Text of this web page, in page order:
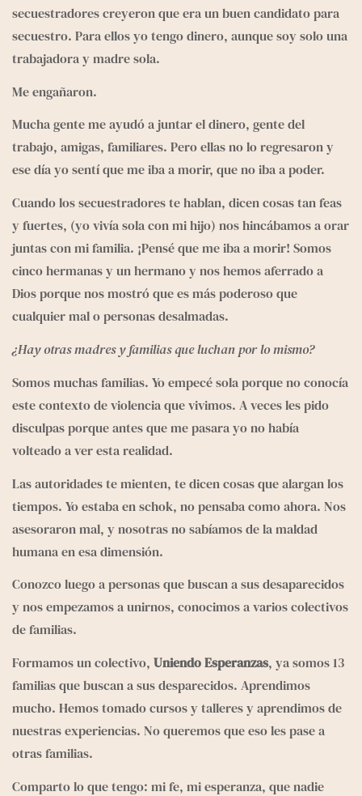
secuestradores creyeron que era un buen candidato para
secuestro. Para ellos yo tengo dinero, aunque soy solo una
trabajadora y madre sola.
Me engañaron.
Mucha gente me ayudó a juntar el dinero, gente del
trabajo, amigas, familiares. Pero ellas no lo regresaron y
ese día yo sentí que me iba a morir, que no iba a poder.
Cuando los secuestradores te hablan, dicen cosas tan feas
y fuertes, (yo vivía sola con mi hijo) nos hincábamos a orar
juntas con mi familia. ¡Pensé que me iba a morir! Somos
cinco hermanas y un hermano y nos hemos aferrado a
Dios porque nos mostró que es más poderoso que
cualquier mal o personas desalmadas.
¿Hay otras madres y familias que luchan por lo mismo?
Somos muchas familias. Yo empecé sola porque no conocía
este contexto de violencia que vivimos. A veces les pido
disculpas porque antes que me pasara yo no había
volteado a ver esta realidad.
Las autoridades te mienten, te dicen cosas que alargan los
tiempos. Yo estaba en schok, no pensaba como ahora. Nos
asesoraron mal, y nosotras no sabíamos de la maldad
humana en esa dimensión.
Conozco luego a personas que buscan a sus desaparecidos
y nos empezamos a unirnos, conocimos a varios colectivos
de familias.
Formamos un colectivo, Uniendo Esperanzas, ya somos 13
familias que buscan a sus desparecidos. Aprendimos
mucho. Hemos tomado cursos y talleres y aprendimos de
nuestras experiencias. No queremos que eso les pase a
otras familias.
Comparto lo que tengo: mi fe, mi esperanza, que nadie